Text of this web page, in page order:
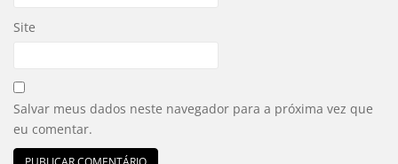
Site
Salvar meus dados neste navegador para a próxima vez que
eu comentar.